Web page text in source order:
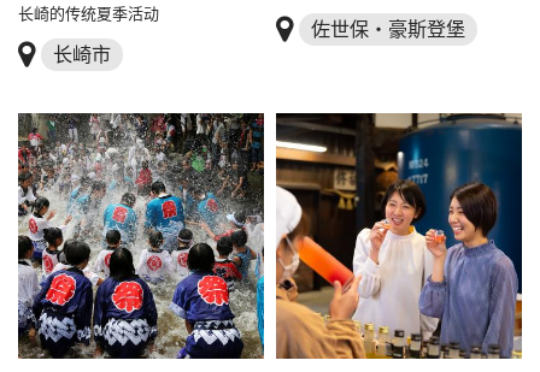
长崎的传统夏季活动
长崎市
佐世保・豪斯登堡